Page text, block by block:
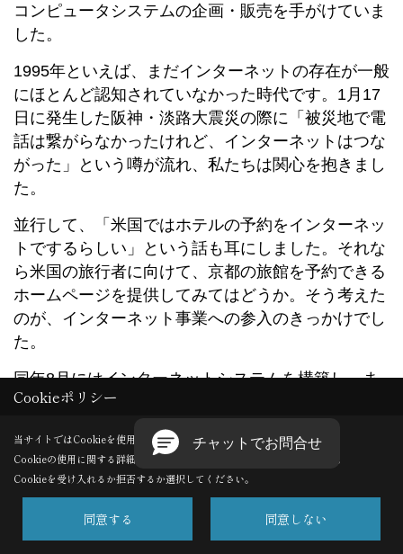
コンピュータシステムの企画・販売を手がけていま
した。
1995年といえば、まだインターネットの存在が一般
にほとんど認知されていなかった時代です。1月17
日に発生した阪神・淡路大震災の際に「被災地で電
話は繋がらなかったけれど、インターネットはつな
がった」という噂が流れ、私たちは関心を抱きまし
た。
並行して、「米国ではホテルの予約をインターネッ
トでするらしい」という話も耳にしました。それな
ら米国の旅行者に向けて、京都の旅館を予約できる
ホームページを提供してみてはどうか。そう考えた
のが、インターネット事業への参入のきっかけでし
た。
同年8月にはインターネットシステムを構築し、ま
ず京都市内にある旅館2軒のホームページを制作し
ました。続いて国際観光旅館連盟から依頼を受け、
1996年3月に加盟268旅館のホームページを立ち上
げました。日本語2ページと英文1ページ、合計3ペ
ージという構成で、予約システムを搭載しました。
日本初の旅館インターネット予約システムの登場で
す。
Cookieポリシー
当サイトではCookieを使用します。
Cookieの使用に関する詳細は 「プライバシーポリシー
」をご覧ください。
Cookieを受け入れるか拒否するか選択してください。
同意する 同意しない